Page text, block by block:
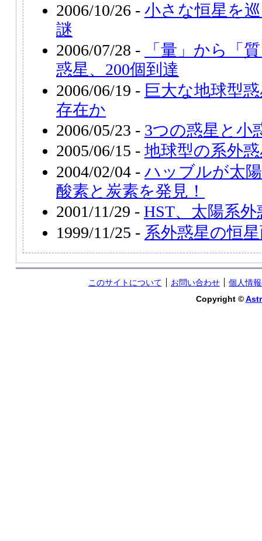
2006/10/26 - 小さな恒星を
謎
2006/07/28 -
「量」から「
惑星、200個到達
2006/06/19 - 巨大な地球型
存在か
2006/05/23 - 3つの惑星と小
2005/06/15 - 地球型の系外
2004/02/04 - ハッブルが太
酸素と炭素を発見！
2001/11/29 - HST、太陽系
1999/11/25 - 系外惑星の恒
このサイトについて お問い合わせ
個人情
Copyright ©